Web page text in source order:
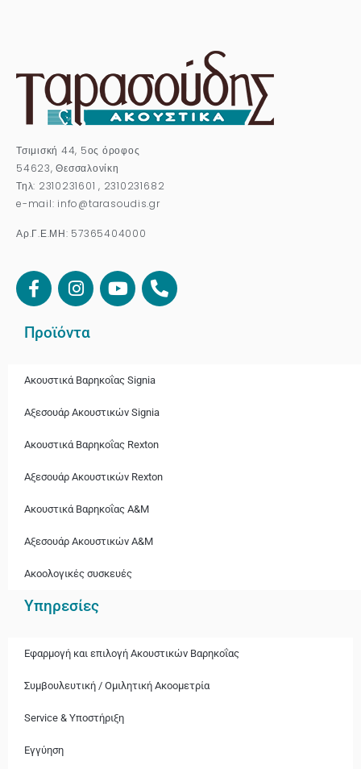
Τσιμισκή 44, 5ος όροφος
54623, Θεσσαλονίκη
Τηλ: 2310231601 , 2310231682
e-mail: info@tarasoudis.gr
Αρ.Γ.Ε.ΜΗ: 57365404000
Προϊόντα
Ακουστικά Βαρηκοΐας Signia
Αξεσουάρ Ακουστικών Signia
Ακουστικά Bαρηκοΐας Rexton
Αξεσουάρ Ακουστικών Rexton
Ακουστικά Βαρηκοΐας A&M
Αξεσουάρ Ακουστικών A&M
Ακοολογικές συσκευές
Υπηρεσίες
Εφαρμογή και επιλογή Ακουστικών Βαρηκοΐας
Συμβουλευτική / Ομιλητική Ακοομετρία
Service & Υποστήριξη
Εγγύηση